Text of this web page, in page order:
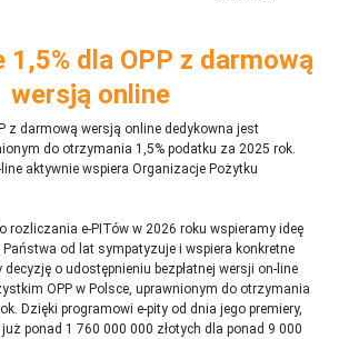
dla OPP z darmową
wersją online
z darmową wersją online dedykowna jest
do otrzymania 1,5% podatku za 2025 rok.
aktywnie wspiera Organizacje Pożytku
rozliczania e-PITów w 2026 roku wspieramy ideę
Państwa od lat sympatyzuje i wspiera konkretne
decyzję o udostępnieniu bezpłatnej wersji on-line
OPP w Polsce, uprawnionym do otrzymania
Dzięki programowi e-pity od dnia jego premiery,
ponad 1 760 000 000 złotych dla ponad 9 000